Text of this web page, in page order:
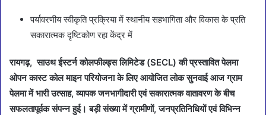
पर्यावरणीय स्वीकृति प्रक्रिया में स्थानीय सहभागिता और विकास के प्रति
सकारात्मक दृष्टिकोण रहा केंद्र में
रायगढ़, साउथ ईस्टर्न कोलफील्ड्स लिमिटेड (SECL) की प्रस्तावित पेलमा
ओपन कास्ट कोल माइन परियोजना के लिए आयोजित लोक सुनवाई आज ग्राम
पेलमा में भारी उत्साह, व्यापक जनभागीदारी एवं सकारात्मक वातावरण के बीच
सफलतापूर्वक संपन्न हुई। बड़ी संख्या में ग्रामीणों, जनप्रतिनिधियों एवं विभिन्न